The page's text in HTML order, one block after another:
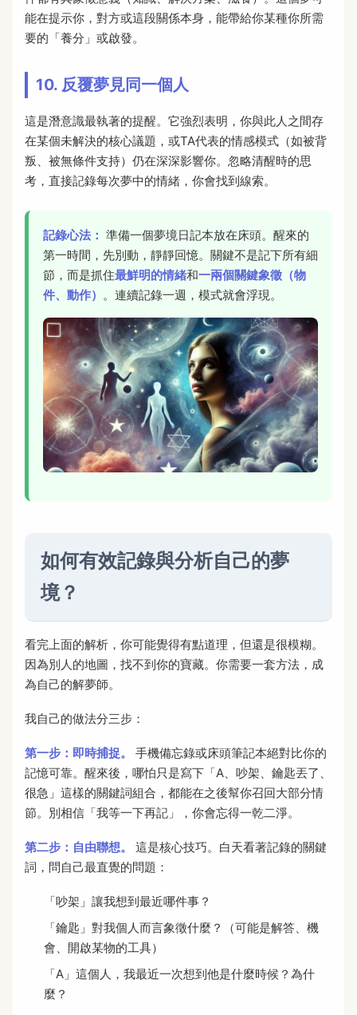
能在提示你，對方或這段關係本身，能帶給你某種你所需
要的「養分」或啟發。
10. 反覆夢見同一個人
這是潛意識最執著的提醒。它強烈表明，你與此人之間存
在某個未解決的核心議題，或TA代表的情感模式（如被背
叛、被無條件支持）仍在深深影響你。忽略清醒時的思
考，直接記錄每次夢中的情緒，你會找到線索。
記錄心法： 準備一個夢境日記本放在床頭。醒來的
第一時間，先別動，靜靜回憶。關鍵不是記下所有細
節，而是抓住最鮮明的情緒和一兩個關鍵象徵（物
件、動作） 。連續記錄一週，模式就會浮現。
如何有效記錄與分析自己的夢
境？
看完上面的解析，你可能覺得有點道理，但還是很模糊。
因為別人的地圖，找不到你的寶藏。你需要一套方法，成
為自己的解夢師。
我自己的做法分三步：
第一步：即時捕捉。
手機備忘錄或床頭筆記本絕對比你的
記憶可靠。醒來後，哪怕只是寫下「A、吵架、鑰匙丟了、
很急」這樣的關鍵詞組合，都能在之後幫你召回大部分情
節。別相信「我等一下再記」，你會忘得一乾二淨。
第二步：自由聯想。
這是核心技巧。白天看著記錄的關鍵
詞，問自己最直覺的問題：
「吵架」讓我想到最近哪件事？
「鑰匙」對我個人而言象徵什麼？（可能是解答、機
會、開啟某物的工具）
「A」這個人，我最近一次想到他是什麼時候？為什
麼？